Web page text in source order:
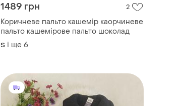
1489 грн 2
Коричневе пальто кашемір каорчиневе
пальто кашемірове пальто шоколад
S і ще 6